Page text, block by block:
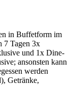
in Buffetform im
7 Tagen 3x
und 1x Dine-
ansonsten kann
werden
Getränke,